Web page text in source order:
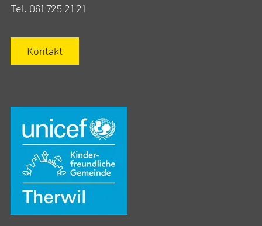
Tel. 061 725 21 21
Kontakt